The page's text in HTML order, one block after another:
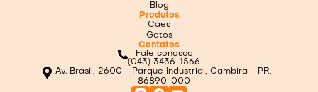
Blog
Produtos
Cães
Gatos
Contatos
Fale conosco
(043) 3436-1566
Av. Brasil, 2600 - Parque Industrial, Cambira - PR,
86890-000